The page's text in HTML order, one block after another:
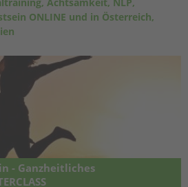
Achtsamkeit, NLP,
ONLINE und in Österreich,
- Ganzheitliches